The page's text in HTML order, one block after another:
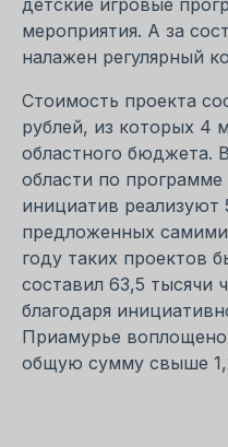
мероприятия. А за
налажен регулярный
Стоимость проекта
рублей, из которых 4
областного бюджета.
области по
инициатив реализуют
предложенных
году таких проектов
составил 63,5 тысячи
благодаря
Приамурье
общую сумму свыше